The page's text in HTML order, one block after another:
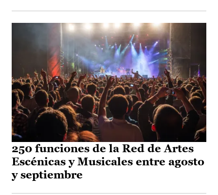
250 funciones de la Red de Artes
Escénicas y Musicales entre agosto
y septiembre